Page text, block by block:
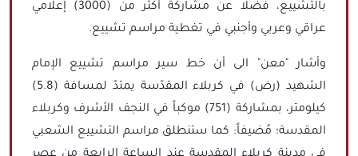
بالتشييع، فضلا عن مشاركة أكثر من (3000) إعلامي
عراقي وعربي وأجنبي في تغطية مراسم تشييع.
وأشار "معن" الى أن خط سير مراسم تشييع الإمام
الشهيد (رض) في كربلاء المقدّسة يمتدّ لمسافة (5.8)
كيلومتر، بمشاركة (751) موكباً في النجف الأشرف وكربلاء
المقدسة؛ مُضيفاً: كما ستنطلق مراسم التشييع الشعبي